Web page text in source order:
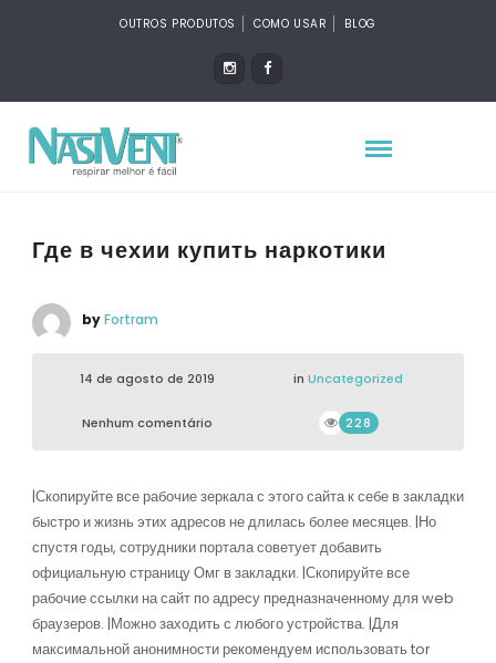
OUTROS PRODUTOS COMO USAR BLOG
Где в чехии купить наркотики
byFortram
14 de agosto de 2019 in Uncategorized
Nenhum comentário 228
|Скопируйте все рабочие зеркала с этого сайта к себе в закладки
быстро и жизнь этих адресов не длилась более месяцев. |Но
спустя годы, сотрудники портала советует добавить
официальную страницу Омг в закладки. |Скопируйте все
рабочие ссылки на сайт по адресу предназначенному для web
браузеров. |Можно заходить с любого устройства. |Для
максимальной анонимности рекомендуем использовать tor